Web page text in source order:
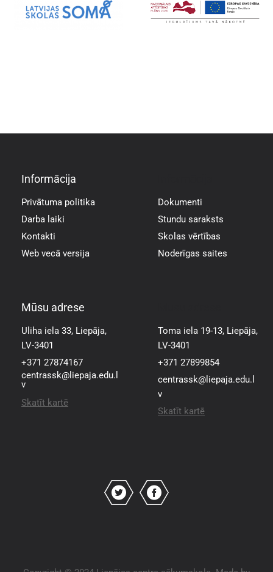
Informācija
Privātuma politika
Darba laiki
Kontakti
Web vecā versija
Dokumenti
Stundu saraksts
Skolas vērtības
Noderīgas saites
Mūsu adrese
Uliha iela 33, Liepāja,
LV-3401
+371 27874167
centrassk@liepaja.edu.l
v
Skatīt kartē
Toma iela 19-13, Liepāja,
LV-3401
+371 27899854
centrassk@liepaja.edu.l
v
Skatīt kartē